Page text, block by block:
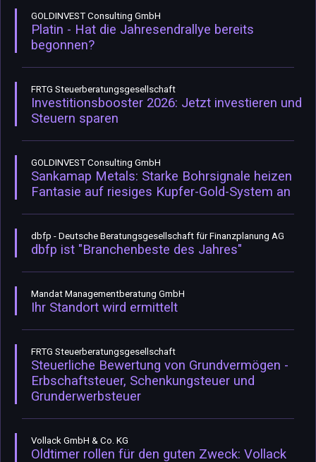
GOLDINVEST Consulting GmbH
Platin - Hat die Jahresendrallye bereits
begonnen?
FRTG Steuerberatungsgesellschaft
Investitionsbooster 2026: Jetzt investieren und
Steuern sparen
GOLDINVEST Consulting GmbH
Sankamap Metals: Starke Bohrsignale heizen
Fantasie auf riesiges Kupfer-Gold-System an
dbfp - Deutsche Beratungsgesellschaft für Finanzplanung AG
dbfp ist "Branchenbeste des Jahres"
Mandat Managementberatung GmbH
Ihr Standort wird ermittelt
FRTG Steuerberatungsgesellschaft
Steuerliche Bewertung von Grundvermögen -
Erbschaftsteuer, Schenkungsteuer und
Grunderwerbsteuer
Vollack GmbH & Co. KG
Oldtimer rollen für den guten Zweck: Vollack